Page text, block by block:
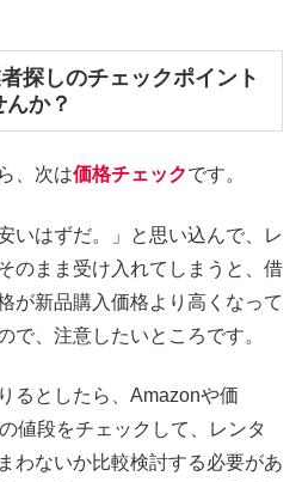
探しのチェックポイント
か？
、次は価格チェックです。
いはずだ。」と思い込んで、レ
のまま受け入れてしまうと、借
が新品購入価格より高くなって
で、注意したいところです。
るとしたら、Amazonや価
値段をチェックして、レンタ
わないか比較検討する必要があ